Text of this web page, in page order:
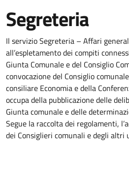
Segreteria
Il servizio Segreteria – Affari
all’espletamento dei compiti
Giunta Comunale e del Consiglio
convocazione del Consiglio
consiliare Economia e della
occupa della pubblicazione delle
Giunta comunale e delle
Segue la raccolta dei regolamenti,
dei Consiglieri comunali e degli altri